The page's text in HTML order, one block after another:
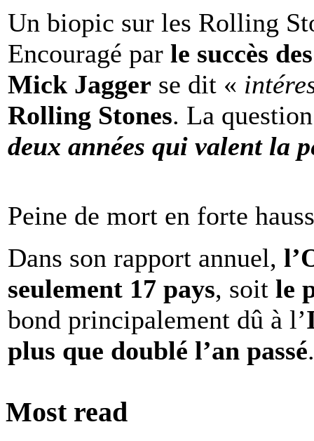
Un biopic sur les Rolling
Encouragé par le succès
Mick Jagger se dit «
Rolling Stones. La
deux années qui valent la
Peine de mort en forte
Dans son rapport annuel,
seulement 17 pays, soit le
bond principalement dû à l’
plus que doublé l’an passé.
Most read